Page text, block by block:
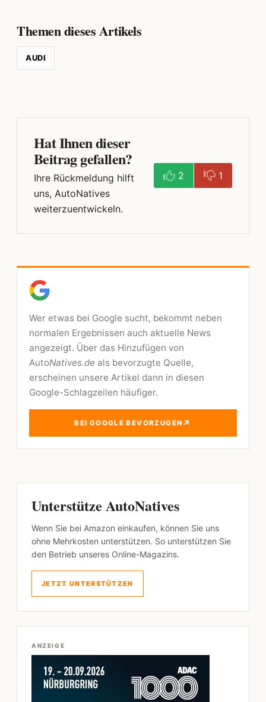
Themen dieses Artikels
AUDI
Hat Ihnen dieser
Beitrag gefallen?
Ihre Rückmeldung hilft
uns, AutoNatives
weiterzuentwickeln.
2 1
Wer etwas bei Google sucht, bekommt neben
normalen Ergebnissen auch aktuelle News
angezeigt. Über das Hinzufügen von
AutoNatives.de als bevorzugte Quelle,
erscheinen unsere Artikel dann in diesen
Google-Schlagzeilen häufiger.
BEI GOOGLE BEVORZUGEN ↗
Unterstütze AutoNatives
Wenn Sie bei Amazon einkaufen, können Sie uns
ohne Mehrkosten unterstützen. So unterstützen Sie
den Betrieb unseres Online-Magazins.
JETZT UNTERSTÜTZEN
ANZEIGE